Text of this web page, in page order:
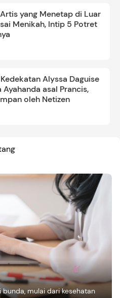
yang Menetap di Luar
Menikah, Intip 5 Potret
Alyssa Daguise
Ayahanda asal Prancis,
oleh Netizen
mulai dari kesehatan